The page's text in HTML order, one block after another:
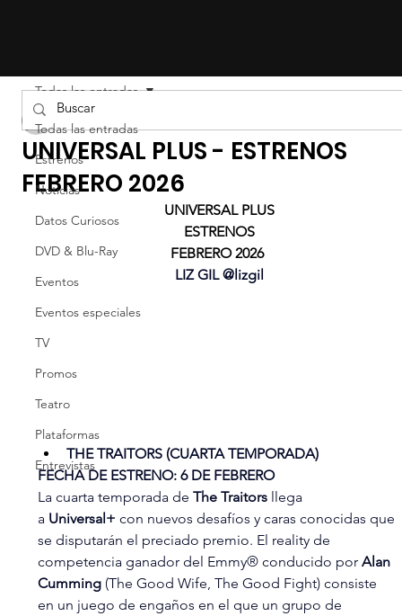
Todas las entradas
Estrenos
Noticias
Datos Curiosos
DVD & Blu-Ray
Eventos
Eventos especiales
TV
Promos
Teatro
Plataformas
Entrevistas
Todas las entradas
UNIVERSAL PLUS - ESTRENOS
FEBRERO 2026
UNIVERSAL PLUS
ESTRENOS
FEBRERO 2026
LIZ GIL @lizgil
THE TRAITORS (CUARTA TEMPORADA)
FECHA DE ESTRENO: 6 DE FEBRERO
La cuarta temporada de The Traitors llega
a Universal+ con nuevos desafíos y caras conocidas que
se disputarán el preciado premio. El reality de
competencia ganador del Emmy® conducido por Alan
Cumming (The Good Wife, The Good Fight) consiste
en un juego de engaños en el que un grupo de